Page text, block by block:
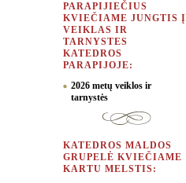
PARAPIJIEČIUS
KVIEČIAME JUNGTIS Į
VEIKLAS IR
TARNYSTES
KATEDROS
PARAPIJOJE:
2026 metų veiklos ir
tarnystės
KATEDROS MALDOS
GRUPELĖ KVIEČIAME
KARTU MELSTIS: